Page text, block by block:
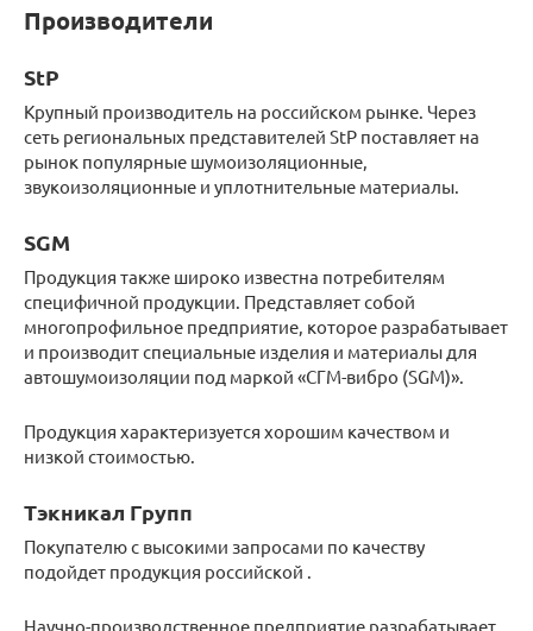
Производители
StP
Крупный производитель на российском рынке. Через
сеть региональных представителей StP поставляет на
рынок популярные шумоизоляционные,
звукоизоляционные и уплотнительные материалы.
SGM
Продукция также широко известна потребителям
специфичной продукции. Представляет собой
многопрофильное предприятие, которое разрабатывает
и производит специальные изделия и материалы для
автошумоизоляции под маркой «СГМ-вибро (SGM)».
Продукция характеризуется хорошим качеством и
низкой стоимостью.
Тэкникал Групп
Покупателю с высокими запросами по качеству
подойдет продукция российской .
Научно-производственное предприятие разрабатывает